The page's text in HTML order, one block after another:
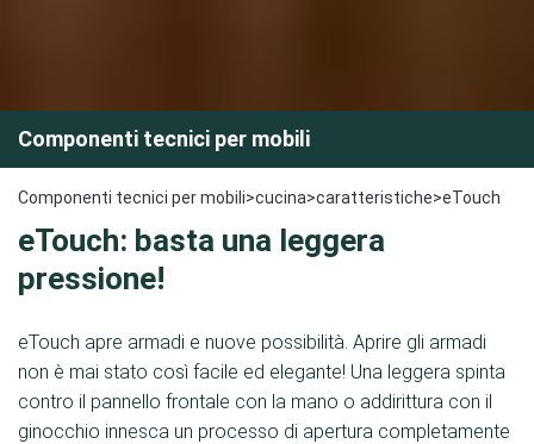
Componenti tecnici per mobili
Componenti tecnici per mobili>cucina>caratteristiche>eTouch
eTouch: basta una leggera
pressione!
eTouch apre armadi e nuove possibilità. Aprire gli armadi
non è mai stato così facile ed elegante! Una leggera spinta
contro il pannello frontale con la mano o addirittura con il
ginocchio innesca un processo di apertura completamente